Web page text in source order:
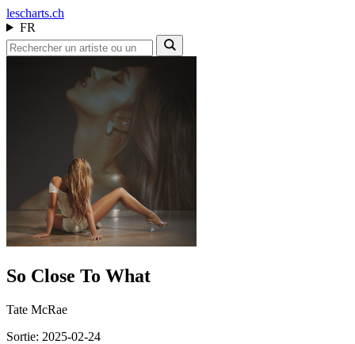
lescharts.ch
FR
So Close To What
Tate McRae
Sortie: 2025-02-24